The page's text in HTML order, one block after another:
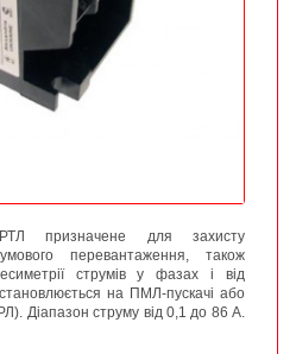
призначене для захисту
перевантаження, також
струмів у фазах і від
на ПМЛ-пускачі або
Діапазон струму від 0,1 до 86 А.